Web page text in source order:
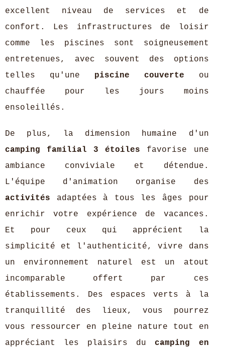
excellent niveau de services et de
confort. Les infrastructures de loisir
comme les piscines sont soigneusement
entretenues, avec souvent des options
telles qu'une piscine couverte ou
chauffée pour les jours moins
ensoleillés.
De plus, la dimension humaine d'un
camping familial 3 étoiles favorise une
ambiance conviviale et détendue.
L'équipe d'animation organise des
activités adaptées à tous les âges pour
enrichir votre expérience de vacances.
Et pour ceux qui apprécient la
simplicité et l'authenticité, vivre dans
un environnement naturel est un atout
incomparable offert par ces
établissements. Des espaces verts à la
tranquillité des lieux, vous pourrez
vous ressourcer en pleine nature tout en
appréciant les plaisirs ducamping en